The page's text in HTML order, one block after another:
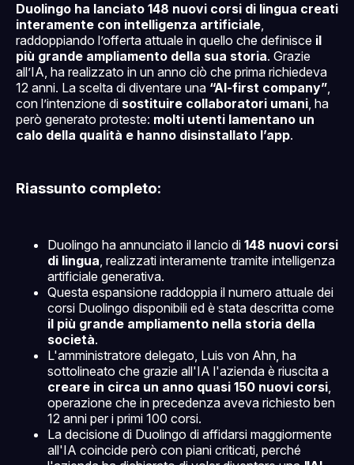
Duolingo ha lanciato 148 nuovi corsi di lingua creati
interamente con intelligenza artificiale,
raddoppiando l’offerta attuale in quello che definisce il
più grande ampliamento della sua storia. Grazie
all’IA, ha realizzato in un anno ciò che prima richiedeva
12 anni. La scelta di diventare una “AI-first company”,
con l’intenzione di sostituire collaboratori umani, ha
però generato proteste: molti utenti lamentano un
calo della qualità e hanno disinstallato l’app.
Riassunto completo:
Duolingo ha annunciato il lancio di 148 nuovi corsi
di lingua , realizzati interamente tramite intelligenza
artificiale generativa.
Questa espansione raddoppia il numero attuale dei
corsi Duolingo disponibili ed è stata descritta come
il più grande ampliamento nella storia della
società.
L'amministratore delegato, Luis von Ahn, ha
sottolineato che grazie all'IA l'azienda è riuscita a
creare in circa un anno quasi 150 nuovi corsi
operazione che in precedenza aveva richiesto ben
12 anni per i primi 100 corsi.
La decisione di Duolingo di affidarsi maggiormente
all'IA coincide però con piani criticati, perché